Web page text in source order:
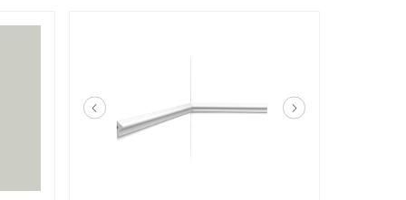
Höhe 1,0 x Breite 4,0 cm